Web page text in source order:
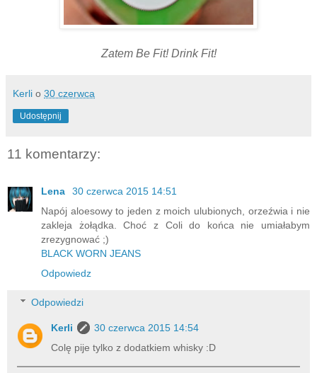
Zatem Be Fit! Drink Fit!
Kerli o 30 czerwca
Udostępnij
11 komentarzy:
Lena
30 czerwca 2015 14:51
Napój aloesowy to jeden z moich ulubionych, orzeźwia i nie
zakleja żołądka. Choć z Coli do końca nie umiałabym
zrezygnować ;)
BLACK WORN JEANS
Odpowiedz
Odpowiedzi
Kerli
30 czerwca 2015 14:54
Colę pije tylko z dodatkiem whisky :D